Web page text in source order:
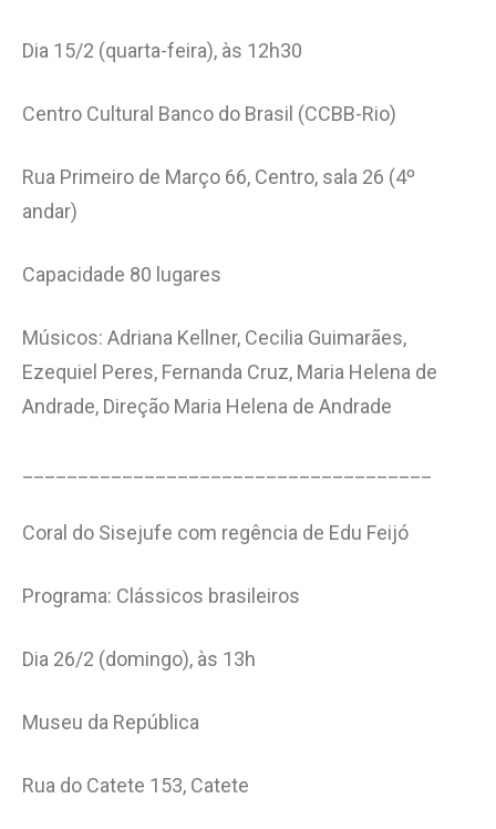
Dia 15/2 (quarta-feira), às 12h30
Centro Cultural Banco do Brasil (CCBB-Rio)
Rua Primeiro de Março 66, Centro, sala 26 (4º
andar)
Capacidade 80 lugares
Músicos: Adriana Kellner, Cecilia Guimarães,
Ezequiel Peres, Fernanda Cruz, Maria Helena de
Andrade, Direção Maria Helena de Andrade
Coral do Sisejufe com regência de Edu Feijó
Programa: Clássicos brasileiros
Dia 26/2 (domingo), às 13h
Museu da República
Rua do Catete 153, Catete